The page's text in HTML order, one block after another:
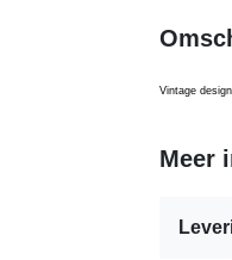
Vintage
Meer